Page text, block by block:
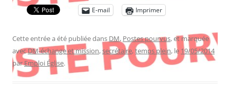
E-mail
Imprimer
Cette entrée a été publiée dans DM, Postes pourvus, et marquée
avecDM-échange et mission,secrétaire,temps plein, le 19/05/2014
parEmploi Église.